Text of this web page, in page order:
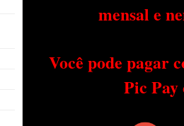
mensal e
Você pode pagar
Pic